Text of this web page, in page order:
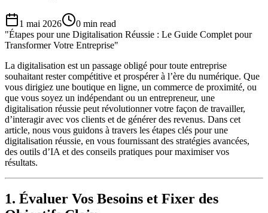
1 mai 2026 0 min read
"Étapes pour une Digitalisation Réussie : Le Guide Complet pour
Transformer Votre Entreprise"
La digitalisation est un passage obligé pour toute entreprise
souhaitant rester compétitive et prospérer à l’ère du numérique. Que
vous dirigiez une boutique en ligne, un commerce de proximité, ou
que vous soyez un indépendant ou un entrepreneur, une
digitalisation réussie peut révolutionner votre façon de travailler,
d’interagir avec vos clients et de générer des revenus. Dans cet
article, nous vous guidons à travers les étapes clés pour une
digitalisation réussie, en vous fournissant des stratégies avancées,
des outils d’IA et des conseils pratiques pour maximiser vos
résultats.
1. Évaluer Vos Besoins et Fixer des